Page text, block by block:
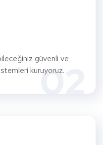
02
güvenli ve
kuruyoruz.